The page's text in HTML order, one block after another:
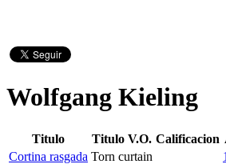
Wolfgang Kieling
Titulo Titulo V.O. Calificacion
Cortina rasgada Torn curtain